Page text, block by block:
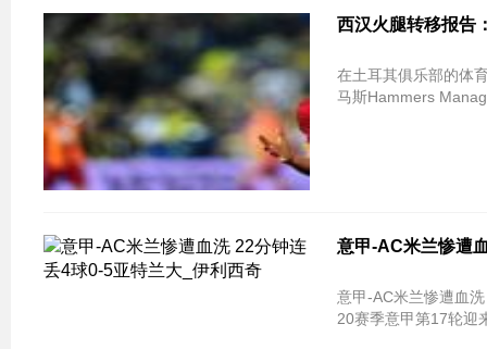
西汉火腿转移报告
在土耳其俱乐部的体
马斯Hammers
意甲-AC米兰惨遭
意甲-AC米兰惨遭血
20赛季意甲第17轮迎